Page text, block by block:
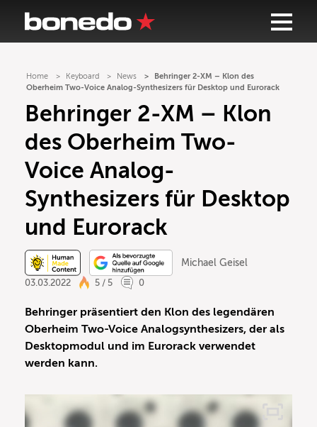
Home Keyboard News
Behringer 2-XM – Klon des
Oberheim Two-Voice Analog-Synthesizers für Desktop und Eurorack
Behringer 2-XM – Klon
des Oberheim Two-
Voice Analog-
Synthesizers für Desktop
und Eurorack
Michael Geisel
03.03.2022
5 / 5 0
Behringer präsentiert den Klon des legendären
Oberheim Two-Voice Analogsynthesizers, der als
Desktopmodul und im Eurorack verwendet
werden kann.